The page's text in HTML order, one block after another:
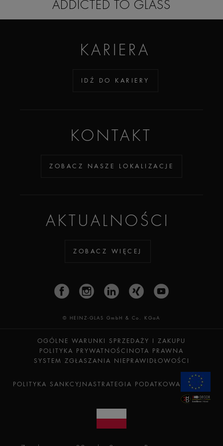
ADDICTED TO GLASS
KARIERA
IDŹ DO KARIERY
KONTAKT
ZOBACZ NASZE LOKALIZACJE
AKTUALNOŚCI
ZOBACZ WIĘCEJ
© HEINZ-GLAS GmbH & Co. KGaA
OGÓLNE WARUNKI SPRZEDAŻY I ZAKUPU
POLITYKA PRYWATNOŚCI NOTA PRAWNA
SYSTEM ZGŁASZANIA NIEPRAWIDŁOWOŚCI
POLITYKA SANKCYJNASTRATEGIA PODATKOWA